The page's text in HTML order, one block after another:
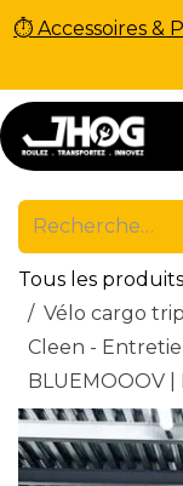
⏱ Accessoires &
Se rendre au contenu
Tous les produits
Vélo cargo
Cleen -
BLUEMOOOV |